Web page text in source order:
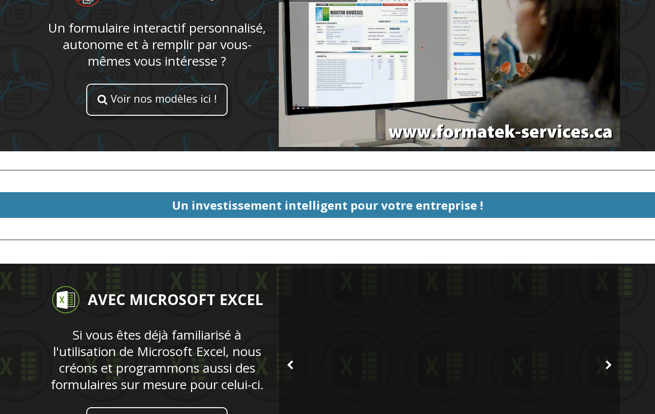
Un formulaire interactif personnalisé,
autonome et à remplir par vous-
mêmes vous intéresse ?
 Voir nos modèles ici !
Un investissement intelligent pour votre entreprise !
AVEC MICROSOFT EXCEL
Si vous êtes déjà familiarisé à
l'utilisation de Microsoft Excel, nous
créons et programmons aussi des
formulaires sur mesure pour celui-ci.